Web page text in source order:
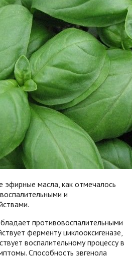
эфирные масла, как отмечалось
и
противовоспалительными
ферменту циклооксигеназе,
воспалительному процессу в
Способность эвгенола